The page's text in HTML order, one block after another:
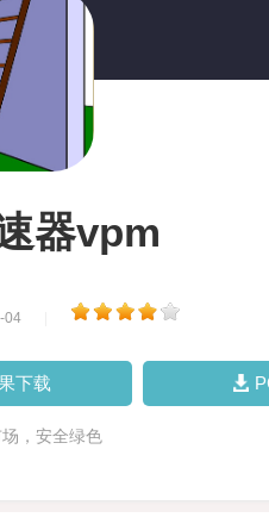
器vpm
04
下载
，安全绿色